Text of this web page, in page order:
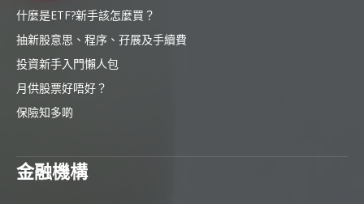
什麼是ETF?新手該怎麼買？
抽新股意思、程序、孖展及手續費
投資新手入門懶人包
月供股票好唔好？
保險知多啲
金融機構